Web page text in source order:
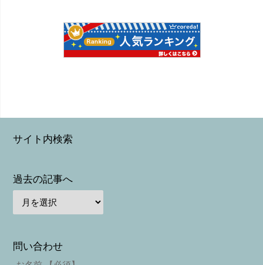
サイト内検索
過去の記事へ
問い合わせ